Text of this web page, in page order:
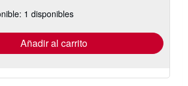
las
tarifas
envío
1 disponibles
Añadir al carrito